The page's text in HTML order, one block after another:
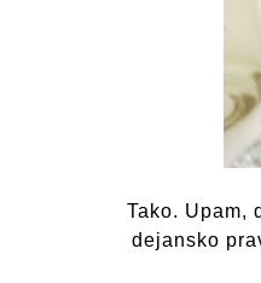
Tako. Upam,
dejansko